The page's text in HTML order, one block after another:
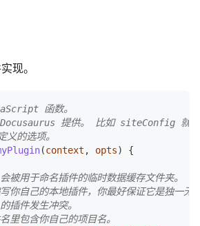
现。
函数。
提供。 比如 siteConfig 就可
的选项。
(context , opts)
{
用于命名插件的临时数据缓存文件夹。
你自己的本地插件，你最好保证它是独一无
件发生冲突。
包含你自己的项目名。